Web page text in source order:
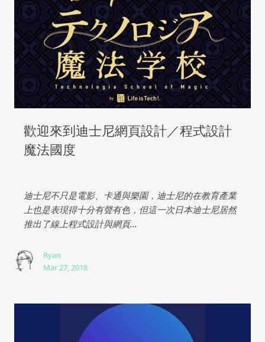
歡迎來到迪士尼網頁設計／程式設計
魔法國度
迪士尼不只是電影、卡通與樂園，迪士尼的在教育產業
上也是表現得十分有聲有色，但這一次日本迪士尼居然
推出了線上程式設計與網頁...
Ryan
Mar 27, 2018